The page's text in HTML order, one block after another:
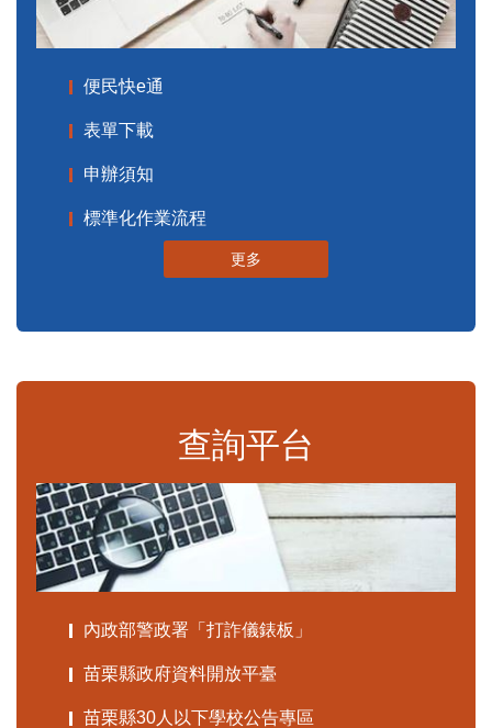
便民快e通
表單下載
申辦須知
標準化作業流程
更多
查詢平台
內政部警政署「打詐儀錶板」
苗栗縣政府資料開放平臺
苗栗縣30人以下學校公告專區